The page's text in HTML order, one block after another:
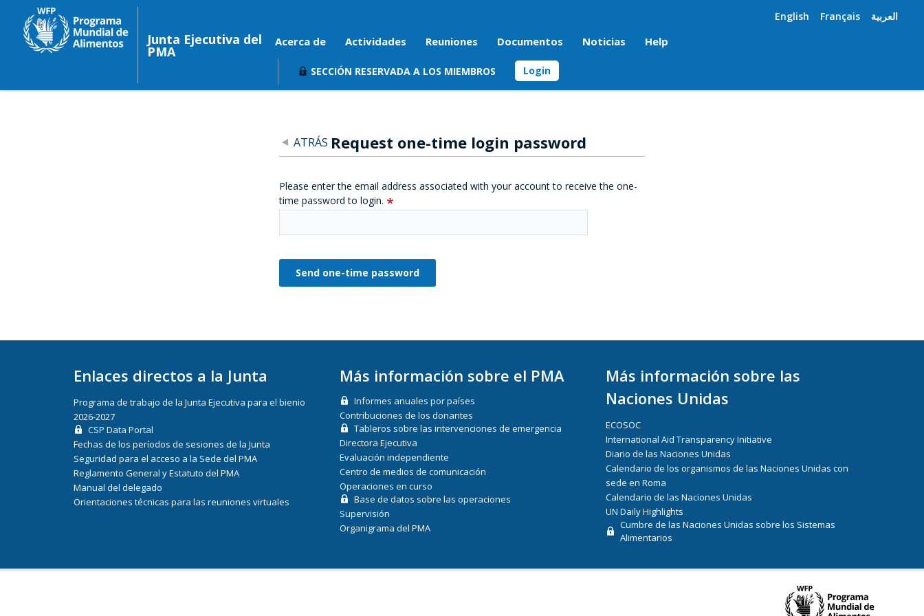
Junta Ejecutiva del
PMA
English Français العربية
Acerca de Actividades Reuniones Documentos Noticias Help
SECCIÓN RESERVADA A LOS MIEMBROS Login
ATRÁS Request one-time login password
Please enter the email address associated with your account to receive the one-
time password to login.
Enlaces directos a la Junta
Programa de trabajo de la Junta Ejecutiva para el bienio
2026-2027
CSP Data Portal
Fechas de los períodos de sesiones de la Junta
Seguridad para el acceso a la Sede del PMA
Reglamento General y Estatuto del PMA
Manual del delegado
Orientaciones técnicas para las reuniones virtuales
Más información sobre el PMA
Informes anuales por países
Contribuciones de los donantes
Tableros sobre las intervenciones de emergencia
Directora Ejecutiva
Evaluación independiente
Centro de medios de comunicación
Operaciones en curso
Base de datos sobre las operaciones
Supervisión
Organigrama del PMA
Más información sobre las
Naciones Unidas
ECOSOC
International Aid Transparency Initiative
Diario de las Naciones Unidas
Calendario de los organismos de las Naciones Unidas con
sede en Roma
Calendario de las Naciones Unidas
UN Daily Highlights
Cumbre de las Naciones Unidas sobre los Sistemas
Alimentarios